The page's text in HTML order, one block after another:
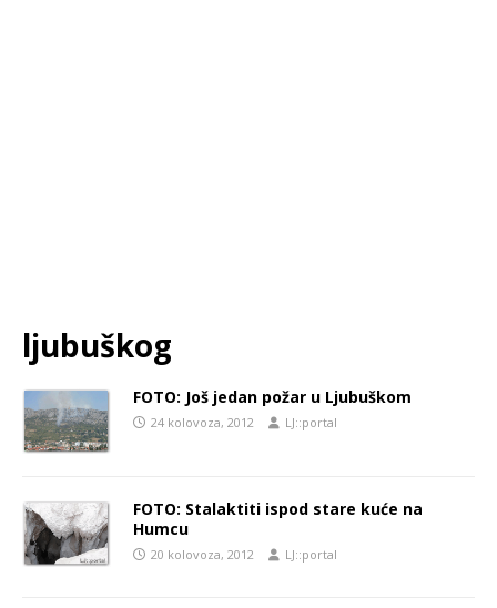
ljubuškog
FOTO: Još jedan požar u Ljubuškom
24 kolovoza, 2012 LJ::portal
FOTO: Stalaktiti ispod stare kuće na
Humcu
20 kolovoza, 2012 LJ::portal